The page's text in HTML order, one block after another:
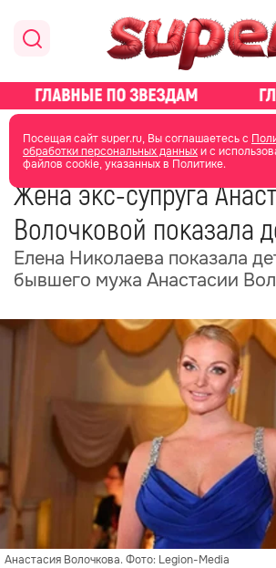
Посещая сайт super.ru, Вы соглашаетесь с
обработки персональных данныхи с
файлов cookie, указанных в Политике.
главная новости о звездах
20 мая 04:47
Жена экс-супруга
Волочковой показала
Елена Николаева показала
бывшего мужа Анастасии
Анастасия Волочкова. Фото: Legion-Media